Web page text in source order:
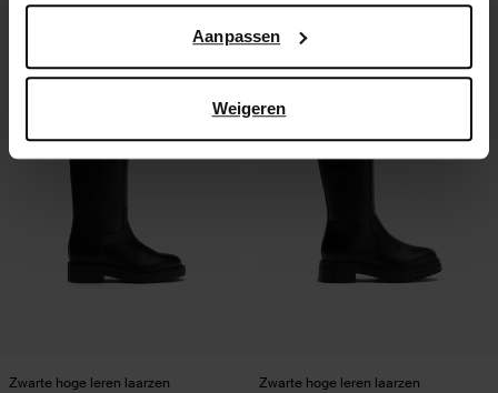
Aanpassen
Weigeren
Zwarte hoge leren laarzen Zwarte hoge leren laarzen